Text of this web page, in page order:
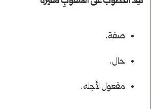
صفة.
حال.
مفعول لأجله.